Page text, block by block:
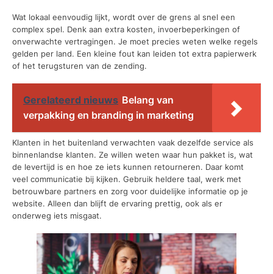
Wat lokaal eenvoudig lijkt, wordt over de grens al snel een
complex spel. Denk aan extra kosten, invoerbeperkingen of
onverwachte vertragingen. Je moet precies weten welke regels
gelden per land. Een kleine fout kan leiden tot extra papierwerk
of het terugsturen van de zending.
Gerelateerd nieuws Belang van
verpakking en branding in marketing
Klanten in het buitenland verwachten vaak dezelfde service als
binnenlandse klanten. Ze willen weten waar hun pakket is, wat
de levertijd is en hoe ze iets kunnen retourneren. Daar komt
veel communicatie bij kijken. Gebruik heldere taal, werk met
betrouwbare partners en zorg voor duidelijke informatie op je
website. Alleen dan blijft de ervaring prettig, ook als er
onderweg iets misgaat.